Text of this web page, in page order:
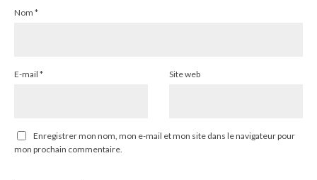
Nom *
E-mail * Site web
Enregistrer mon nom, mon e-mail et mon site dans le navigateur pour
mon prochain commentaire.